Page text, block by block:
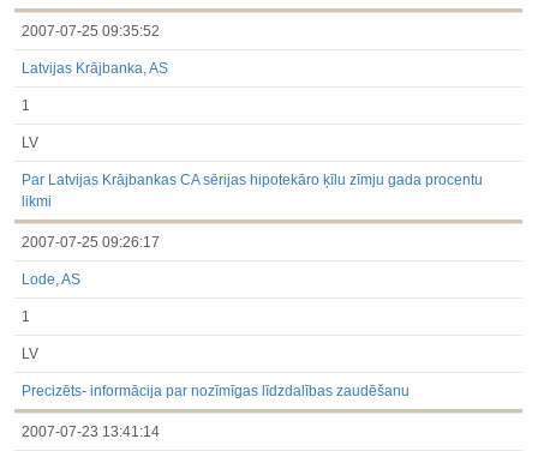
2007-07-25 09:35:52
Latvijas Krājbanka, AS
1
LV
Par Latvijas Krājbankas CA sērijas hipotekāro ķīlu zīmju gada procentu
likmi
2007-07-25 09:26:17
Lode, AS
1
LV
Precizēts- informācija par nozīmīgas līdzdalības zaudēšanu
2007-07-23 13:41:14